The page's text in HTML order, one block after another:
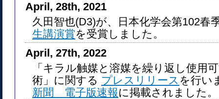
April, 28th, 2021
久田智也(D3)が、日本化学会第102春
生講演賞を受賞しました。
April, 27th, 2022
「キラル触媒と溶媒を繰り返し使用
術」に関する プレスリリース を行い
新聞 電子版速報に掲載されました。